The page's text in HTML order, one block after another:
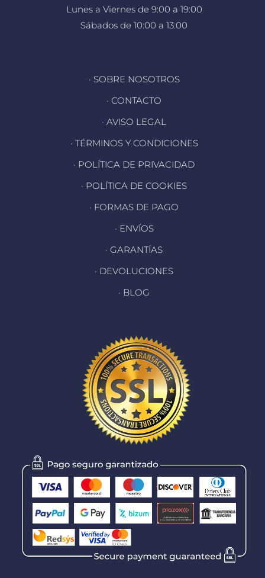
Lunes a Viernes de 9:00 a 19:00
Sábados de 10:00 a 13:00
· SOBRE NOSOTROS
· CONTACTO
· AVISO LEGAL
· TÉRMINOS Y CONDICIONES
· POLÍTICA DE PRIVACIDAD
· POLÍTICA DE COOKIES
· FORMAS DE PAGO
· ENVÍOS
· GARANTÍAS
· DEVOLUCIONES
· BLOG